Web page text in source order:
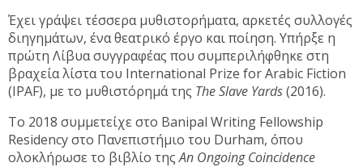
Έχει γράψει τέσσερα μυθιστορήματα, αρκετές συλλογές
διηγημάτων, ένα θεατρικό έργο και ποίηση. Υπήρξε η
πρώτη Λίβυα συγγραφέας που συμπεριλήφθηκε στη
βραχεία λίστα του International Prize for Arabic Fiction
(IPAF), με το μυθιστόρημά της The Slave Yards(2016).
Το 2018 συμμετείχε στο Banipal Writing Fellowship
Residency στο Πανεπιστήμιο του Durham, όπου
ολοκλήρωσε το βιβλίο τηςAn Ongoing Coincidence